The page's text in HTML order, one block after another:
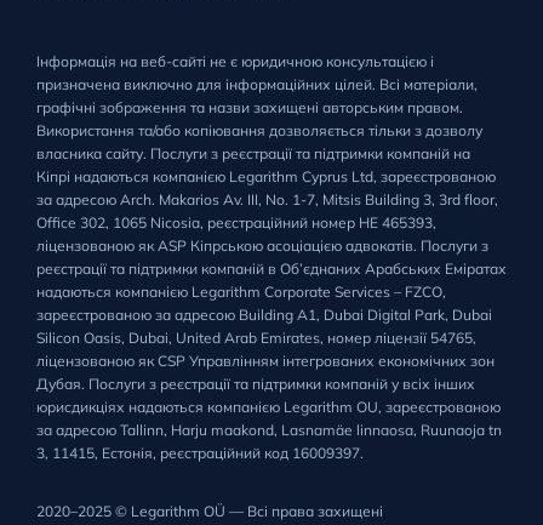
Інформація на веб-сайті не є юридичною консультацією і
призначена виключно для інформаційних цілей. Всі матеріали,
графічні зображення та назви захищені авторським правом.
Використання та/або копіювання дозволяється тільки з дозволу
власника сайту. Послуги з реєстрації та підтримки компаній на
Кіпрі надаються компанією Legarithm Cyprus Ltd, зареєстрованою
за адресою Arch. Makarios Av. III, No. 1-7, Mitsis Building 3, 3rd floor,
Office 302, 1065 Nicosia, реєстраційний номер HE 465393,
ліцензованою як ASP Кіпрською асоціацією адвокатів. Послуги з
реєстрації та підтримки компаній в Об’єднаних Арабських Еміратах
надаються компанією Legarithm Corporate Services – FZCO,
зареєстрованою за адресою Building A1, Dubai Digital Park, Dubai
Silicon Oasis, Dubai, United Arab Emirates, номер ліцензії 54765,
ліцензованою як CSP Управлінням інтегрованих економічних зон
Дубая. Послуги з реєстрації та підтримки компаній у всіх інших
юрисдикціях надаються компанією Legarithm OU, зареєстрованою
за адресою Tallinn, Harju maakond, Lasnamäe linnaosa, Ruunaoja tn
3, 11415, Естонія, реєстраційний код 16009397.
2020–2025 © Legarithm OÜ — Всі права захищені